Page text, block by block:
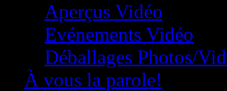
Aperçus Vidéo
Evénements Vidéo
Déballages Photos/
À vous la parole!